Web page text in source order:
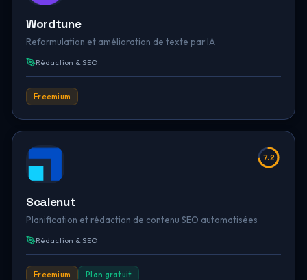
Wordtune
Reformulation et amélioration de texte par IA
Rédaction & SEO
Freemium
7.2
Scalenut
Planification et rédaction de contenu SEO automatisées
Rédaction & SEO
Freemium Plan gratuit